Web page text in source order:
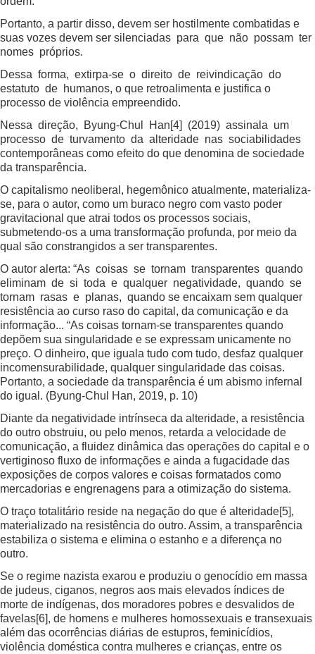
Portanto, a partir disso, devem ser hostilmente combatidas e
suas vozes devem ser silenciadas para que não possam ter
nomes próprios.
Dessa forma, extirpa-se o direito de reivindicação do
estatuto de humanos, o que retroalimenta e justifica o
processo de violência empreendido.
Nessa direção, Byung-Chul Han[4]
(2019) assinala um
processo de turvamento da alteridade nas sociabilidades
contemporâneas como efeito do que denomina de sociedade
da transparência.
O capitalismo neoliberal, hegemônico atualmente, materializa-
se, para o autor, como um buraco negro com vasto poder
gravitacional que atrai todos os processos sociais,
submetendo-os a uma transformação profunda, por meio da
qual são constrangidos a ser transparentes.
O autor alerta: “As coisas se tornam transparentes quando
eliminam de si toda e qualquer negatividade, quando se
tornam rasas e planas, quando se encaixam sem qualquer
resistência ao curso raso do capital, da comunicação e da
informação... “As coisas tornam-se transparentes quando
depõem sua singularidade e se expressam unicamente no
preço. O dinheiro, que iguala tudo com tudo, desfaz qualquer
incomensurabilidade, qualquer singularidade das coisas.
Portanto, a sociedade da transparência é um abismo infernal
do igual. (Byung-Chul Han, 2019, p. 10)
Diante da negatividade intrínseca da alteridade, a resistência
do outro obstruiu, ou pelo menos, retarda a velocidade de
comunicação, a fluidez dinâmica das operações do capital e o
vertiginoso fluxo de informações e ainda a fugacidade das
exposições de corpos valores e coisas formatados como
mercadorias e engrenagens para a otimização do sistema.
O traço totalitário reside na negação do que é alteridade[5],
materializado na resistência do outro. Assim, a transparência
estabiliza o sistema e elimina o estanho e a diferença no
outro.
Se o regime nazista exarou e produziu o genocídio em massa
de judeus, ciganos, negros aos mais elevados índices de
morte de indígenas, dos moradores pobres e desvalidos de
favelas[6], de homens e mulheres homossexuais e transexuais
além das ocorrências diárias de estupros, feminicídios,
violência doméstica contra mulheres e crianças, entre os